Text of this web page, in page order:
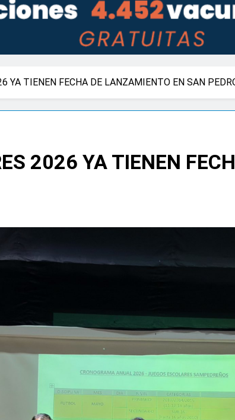
YA TIENEN FECHA DE LANZAMIENTO EN SAN
2026 YA TIENEN